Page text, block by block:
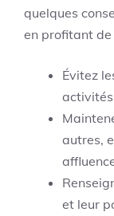
quelques
en profitant
Évitez
autres,
et leur